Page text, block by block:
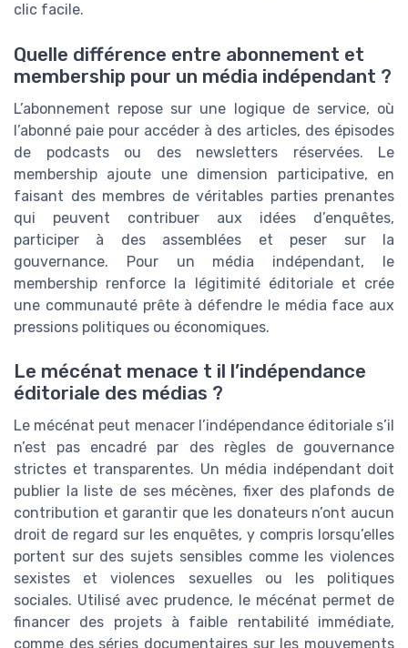
clic facile.
Quelle différence entre abonnement et
membership pour un média indépendant ?
L’abonnement repose sur une logique de service, où
l’abonné paie pour accéder à des articles, des épisodes
de podcasts ou des newsletters réservées. Le
membership ajoute une dimension participative, en
faisant des membres de véritables parties prenantes
qui peuvent contribuer aux idées d’enquêtes,
participer à des assemblées et peser sur la
gouvernance. Pour un média indépendant, le
membership renforce la légitimité éditoriale et crée
une communauté prête à défendre le média face aux
pressions politiques ou économiques.
Le mécénat menace t il l’indépendance
éditoriale des médias ?
Le mécénat peut menacer l’indépendance éditoriale s’il
n’est pas encadré par des règles de gouvernance
strictes et transparentes. Un média indépendant doit
publier la liste de ses mécènes, fixer des plafonds de
contribution et garantir que les donateurs n’ont aucun
droit de regard sur les enquêtes, y compris lorsqu’elles
portent sur des sujets sensibles comme les violences
sexistes et violences sexuelles ou les politiques
sociales. Utilisé avec prudence, le mécénat permet de
financer des projets à faible rentabilité immédiate,
comme des séries documentaires sur les mouvements